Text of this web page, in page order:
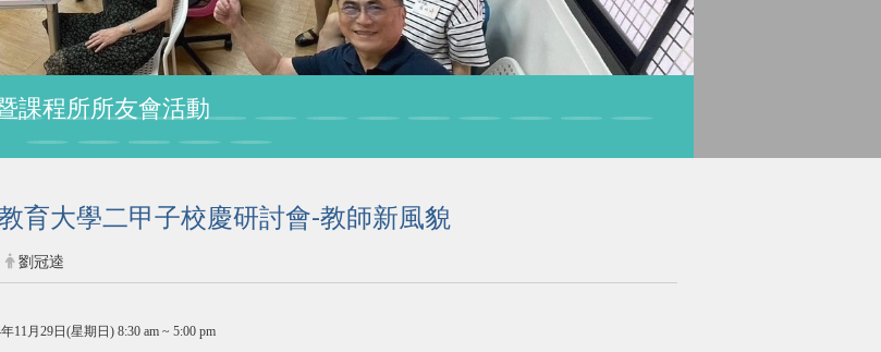
課程所所友會活動
育大學二甲子校慶研討會-教師新風貌
劉冠逵
11月29日(星期日) 8:30 am ~ 5:00 pm